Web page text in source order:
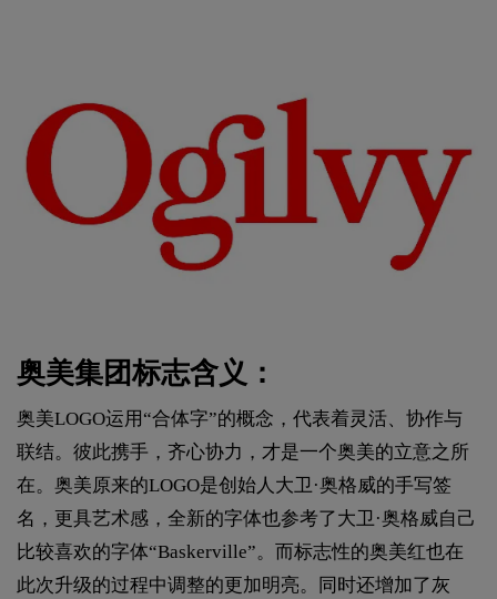
奥美集团标志含义：
奥美LOGO运用“合体字”的概念，代表着灵活、协作与
联结。彼此携手，齐心协力，才是一个奥美的立意之所
在。奥美原来的LOGO是创始人大卫·奥格威的手写签
名，更具艺术感，全新的字体也参考了大卫·奥格威自己
比较喜欢的字体“Baskerville”。而标志性的奥美红也在
此次升级的过程中调整的更加明亮。同时还增加了灰